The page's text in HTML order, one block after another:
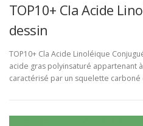
TOP10+ Cla Acide
dessin
TOP10+ Cla Acide Linoléique
acide gras polyinsaturé appartenant
caractérisé par un squelette